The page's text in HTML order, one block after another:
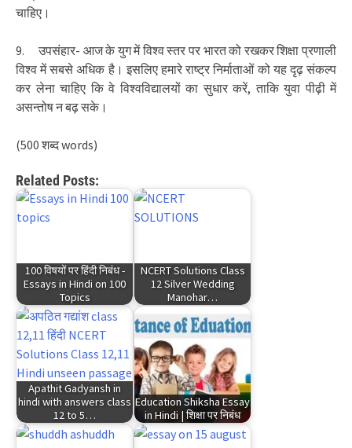
चाहिए।
9. उपसंहार- आज के युग में विश्व स्तर पर भारत को रखकर शिक्षा प्रणाली
विश्व में सबसे अधिक है। इसलिए हमारे राष्ट्र निर्माताओं को यह दृढ़ संकल्प
कर लेना चाहिए कि वे विश्वविद्यालयों का सुधार करें, ताकि युवा पीढ़ी में
असन्तोष न बढ़ सके।
(500 शब्द words)
Related Posts:
100 विषयों पर हिंदी निबंध -
Essays in Hindi on 100
Topics
NCERT Solutions Class
12 Silver Wedding
Manohar…
Apathit Gadyansh in
hindi with answers class
12 to 5…
Education Shiksha Essay
in Hindi | शिक्षा पर निबंध